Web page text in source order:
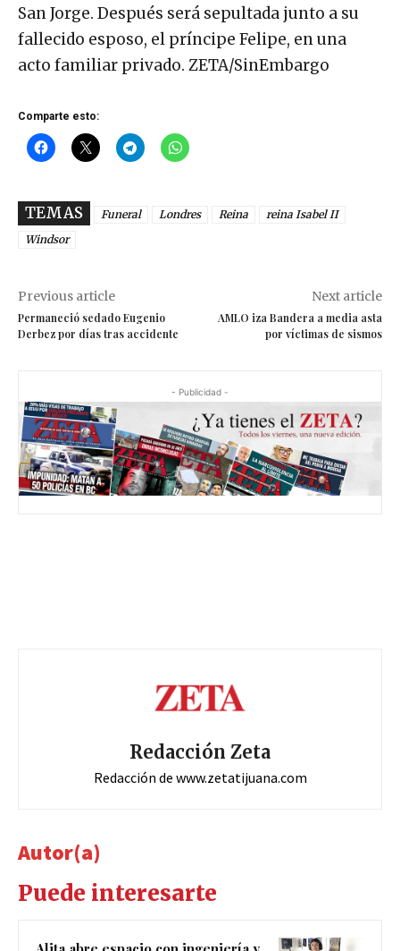
San Jorge. Después será sepultada junto a su
fallecido esposo, el príncipe Felipe, en una
acto familiar privado. ZETA/SinEmbargo
Comparte esto:
TEMAS Funeral Londres Reina
reina Isabel II
Windsor
Previous article
Permaneció sedado Eugenio
Derbez por días tras accidente
Next article
AMLO iza Bandera a media asta
por víctimas de sismos
- Publicidad -
Redacción Zeta
Redacción de www.zetatijuana.com
Autor(a)
Puede interesarte